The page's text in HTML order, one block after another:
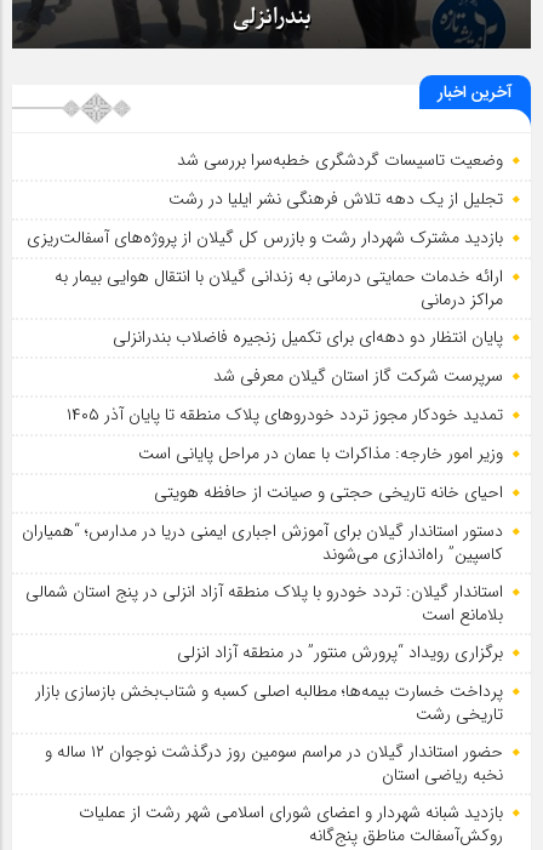
بندرانزلی
آخرین اخبار
وضعیت تاسیسات گردشگری خطبه‌سرا بررسی شد
تجلیل از یک دهه تلاش فرهنگی نشر ایلیا در رشت
بازدید مشترک شهردار رشت و بازرس کل گیلان از پروژه‌های آسفالت‌ریزی
ارائه خدمات حمایتی درمانی به زندانی گیلان با انتقال هوایی بیمار به
مراکز درمانی
پایان انتظار دو دهه‌ای برای تکمیل زنجیره فاضلاب بندرانزلی
سرپرست شرکت گاز استان گیلان معرفی شد
تمدید خودكار مجوز تردد خودروهای پلاك منطقه تا پایان آذر ۱۴۰۵
وزیر امور خارجه: مذاکرات با عمان در مراحل پایانی است
احیای خانه تاریخی حجتی و صیانت از حافظه هویتی
دستور استاندار گیلان برای آموزش اجباری ایمنی دریا در مدارس؛ “همیاران
کاسپین” راه‌اندازی می‌شوند
استاندار گیلان: تردد خودرو با پلاک منطقه آزاد انزلی در پنج استان شمالی
بلامانع است
برگزاری رویداد “پرورش منتور” در منطقه آزاد انزلی
پرداخت خسارت بیمه‌ها؛ مطالبه اصلی کسبه و شتاب‌بخش بازسازی بازار
تاریخی رشت
حضور استاندار گیلان در مراسم سومین روز درگذشت نوجوان ۱۲ ساله و
نخبه ریاضی استان
بازدید شبانه شهردار و اعضای شورای اسلامی شهر رشت از عملیات
روکش‌آسفالت مناطق پنج‌گانه